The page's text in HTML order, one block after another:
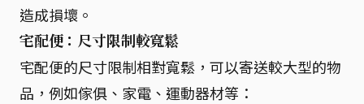
造成損壞。
宅配便：尺寸限制較寬鬆
宅配便的尺寸限制相對寬鬆，可以寄送較大型的物
品，例如傢俱、家電、運動器材等：